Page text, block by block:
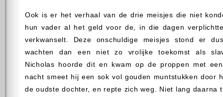
Ook is er het verhaal van de drie meisjes die niet
hun vader al het geld voor de, in die dagen
verkwanselt. Deze onschuldige meisjes stond er
wachten dan een niet zo vrolijke toekomst als
Nicholas hoorde dit en kwam op de proppen met
nacht smeet hij een sok vol gouden muntstukken door
de oudste dochter, en repte zich weg. Niet lang daarna